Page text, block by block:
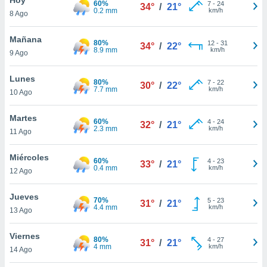
en
más
nuestra
de
cookies
aceptar
8 Ago
60%
0.2 mm
34° / 21° 7- 24
km/h
Mañana
9 Ago
80%
8.9 mm
34° / 22° 12- 31
km/h
Lunes
10 Ago
80%
7.7 mm
30° / 22° 7- 22
km/h
Martes
11 Ago
60%
2.3 mm
32° / 21° 4- 24
km/h
Miércoles
12 Ago
60%
0.4 mm
33° / 21° 4- 23
km/h
Jueves
13 Ago
70%
4.4 mm
31° / 21° 5- 23
km/h
Viernes
14 Ago
80%
4 mm
31° / 21° 4- 27
km/h